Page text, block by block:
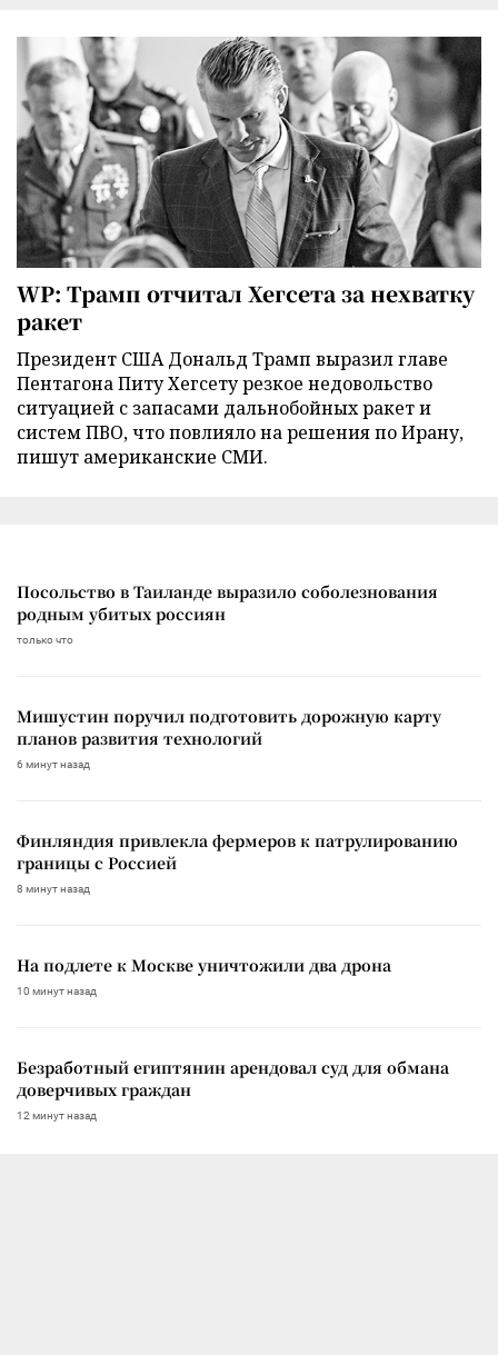
WP: Трамп отчитал Хегсета за нехватку
ракет
Президент США Дональд Трамп выразил главе
Пентагона Питу Хегсету резкое недовольство
ситуацией с запасами дальнобойных ракет и
систем ПВО, что повлияло на решения по Ирану,
пишут американские СМИ.
Посольство в Таиланде выразило соболезнования
родным убитых россиян
только что
Мишустин поручил подготовить дорожную карту
планов развития технологий
6 минут назад
Финляндия привлекла фермеров к патрулированию
границы с Россией
8 минут назад
На подлете к Москве уничтожили два дрона
10 минут назад
Безработный египтянин арендовал суд для обмана
доверчивых граждан
12 минут назад